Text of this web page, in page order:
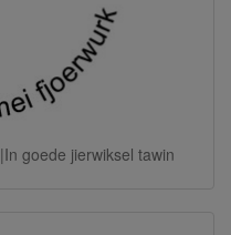
|In goede jierwiksel tawin